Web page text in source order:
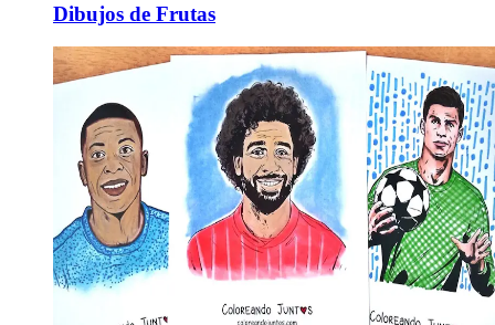
Dibujos de Frutas